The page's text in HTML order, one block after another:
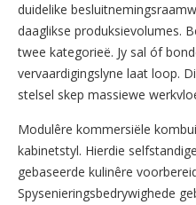
duidelike
daaglikse produksievolumes.
twee kategorieë. Jy sal óf
vervaardigingslyne laat loop.
stelsel skep massiewe
Modulêre kommersiële
kabinetstyl. Hierdie
gebaseerde kulinêre
Spysenieringsbedrywighede